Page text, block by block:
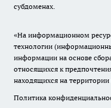
субдоменах.
«На информационном
технологии
информации на основе
относящихся к
находящихся на
Политика